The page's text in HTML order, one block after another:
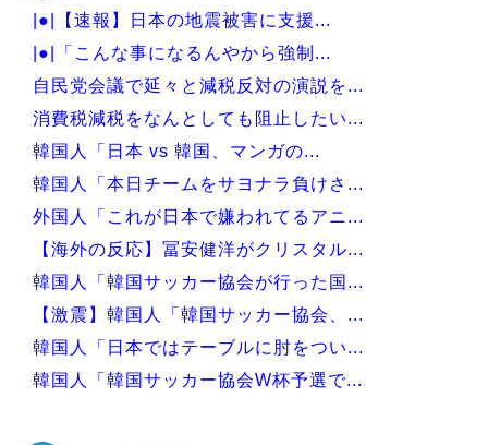
|●|【速報】日本の地震被害に支援...
|●|「こんな事になるんやから強制...
自民党会議で延々と減税反対の演説を...
消費税減税をなんとしても阻止したい...
韓国人「日本 vs 韓国、マンガの...
韓国人「本日チームをサヨナラ負けさ...
外国人「これが日本で嫌われてるアニ...
【海外の反応】冨安健洋がクリスタル...
韓国人「韓国サッカー協会が行った国...
【激震】韓国人「韓国サッカー協会、...
韓国人「日本ではテーブルに肘をつい...
韓国人「韓国サッカー協会W杯予選で...